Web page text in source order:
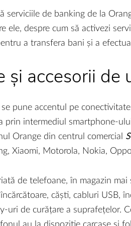
serviciile de banking de la
ele, despre cum să activezi
a transfera bani și a
și accesorii de
se pune accentul pe
prin intermediul smartphone-
Orange din centrul comercial
Xiaomi, Motorola, Nokia,
de telefoane, în magazin
căști, cabluri USB,
uri de curățare a suprafețelor.